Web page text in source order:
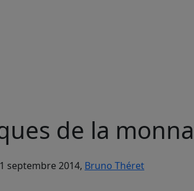
de la
septembre 2014, Bruno Théret